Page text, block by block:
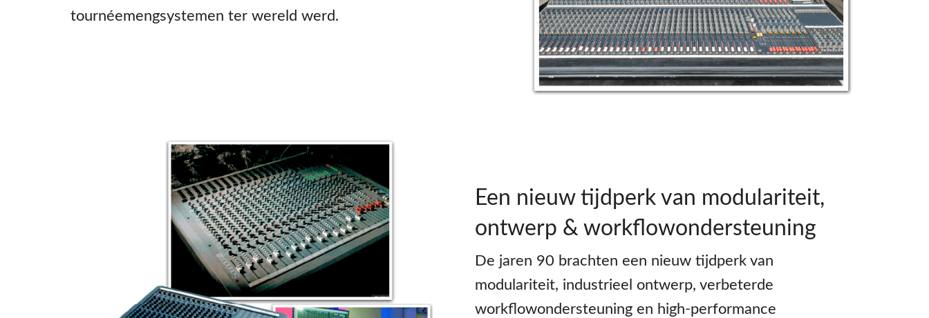
tournéemengsystemen ter wereld werd.
Een nieuw tijdperk van modulariteit,
ontwerp & workflowondersteuning
De jaren 90 brachten een nieuw tijdperk van
modulariteit, industrieel ontwerp, verbeterde
workflowondersteuning en high-performance